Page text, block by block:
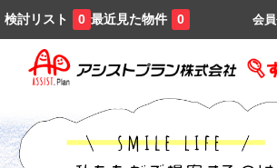
検討リスト 0 最近見た物件 0 会